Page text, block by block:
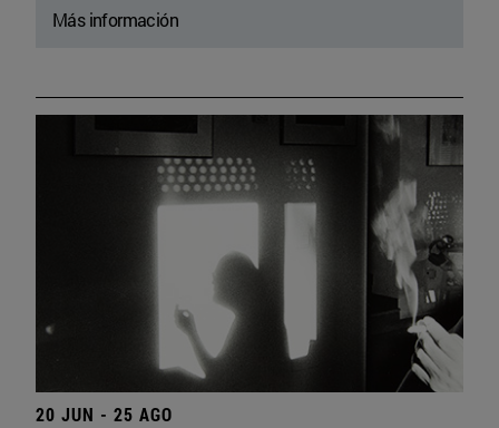
Más información
20 JUN - 25 AGO